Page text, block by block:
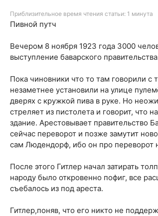
Приблизительное время чтения статьи: 1 минута
Пивной путч
Вечером 8 ноября 1923 года 3000
выступление баварского
Пока чиновники что то там говорили
незаметнее установили на улице
дверях с кружкой пива в руке. Но
стреляет из пистолета и говорит, что
здание. Арестовывает правительство
сейчас переворот и позже замутит
сам Людендорф, ибо он про переворот
После этого Гитлер начал затирать
народу было откровенно пофиг, все
съебалось из под ареста.
Гитлер,поняв, что его никто не